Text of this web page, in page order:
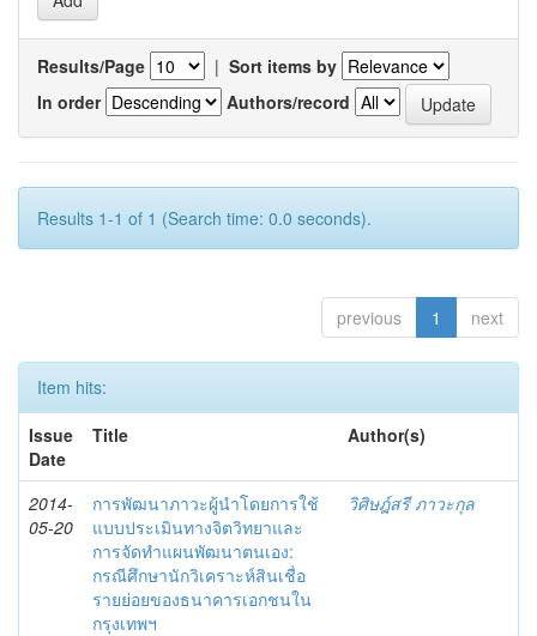
Results/Page | Sort items by
In order
Authors/record
Results 1-1 of 1 (Search time: 0.0 seconds).
previous 1 next
Item hits:
Issue
Date
Title Author(s)
2014-
05-20
การพัฒนาภาวะผู้นำโดยการใช้
แบบประเมินทางจิตวิทยาและ
การจัดทำแผนพัฒนาตนเอง:
กรณีศึกษานักวิเคราะห์สินเชื่อ
รายย่อยของธนาคารเอกชนใน
กรุงเทพฯ
วิศิษฎ์สรี ภาวะกุล